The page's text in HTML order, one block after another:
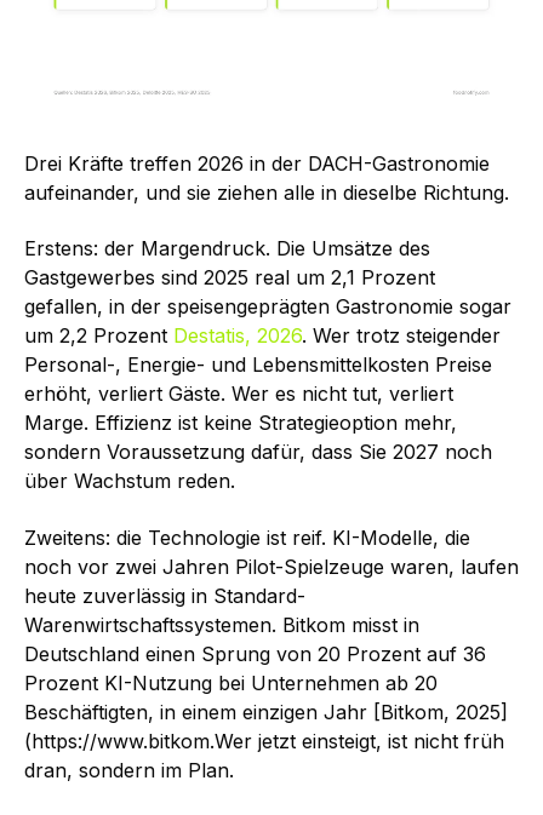
Drei Kräfte treffen 2026 in der DACH-Gastronomie
aufeinander, und sie ziehen alle in dieselbe Richtung.
Erstens: der Margendruck. Die Umsätze des
Gastgewerbes sind 2025 real um 2,1 Prozent
gefallen, in der speisengeprägten Gastronomie sogar
um 2,2 Prozent Destatis, 2026. Wer trotz steigender
Personal-, Energie- und Lebensmittelkosten Preise
erhöht, verliert Gäste. Wer es nicht tut, verliert
Marge. Effizienz ist keine Strategieoption mehr,
sondern Voraussetzung dafür, dass Sie 2027 noch
über Wachstum reden.
Zweitens: die Technologie ist reif. KI-Modelle, die
noch vor zwei Jahren Pilot-Spielzeuge waren, laufen
heute zuverlässig in Standard-
Warenwirtschaftssystemen. Bitkom misst in
Deutschland einen Sprung von 20 Prozent auf 36
Prozent KI-Nutzung bei Unternehmen ab 20
Beschäftigten, in einem einzigen Jahr [Bitkom, 2025]
(https://www.bitkom.Wer jetzt einsteigt, ist nicht früh
dran, sondern im Plan.